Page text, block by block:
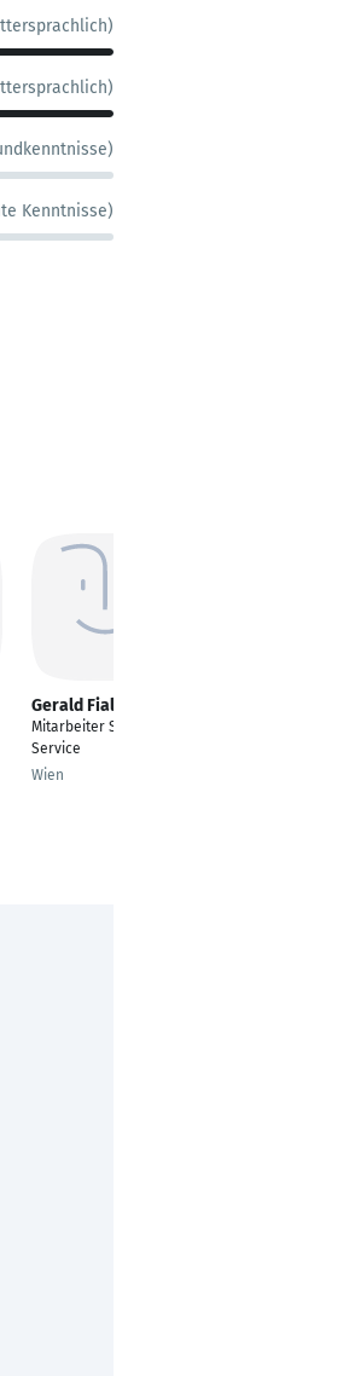
Kenntnisse)
Gerald Fiala
Mitarbeiter Sales
Service
Wien